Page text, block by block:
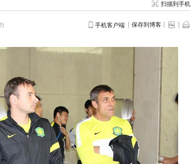
扫描到手机
手机客户端 保存到博客